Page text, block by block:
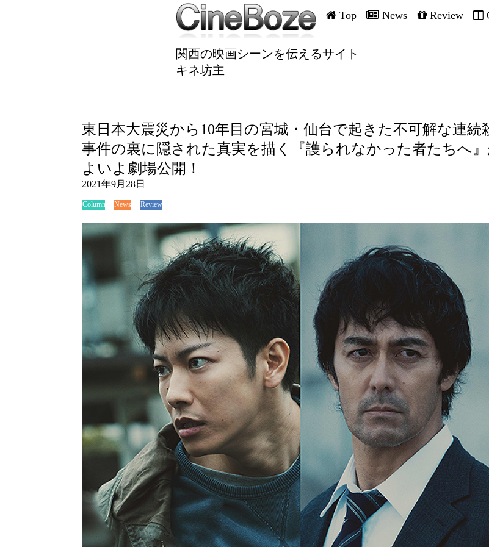
Top News Review
関西の映画シーンを伝えるサイト
キネ坊主
東日本大震災から10年目の宮城・仙台で起きた不可解な連続
事件の裏に隠された真実を描く『護られなかった者たちへ
よいよ劇場公開！
2021年9月28日
Column News Review